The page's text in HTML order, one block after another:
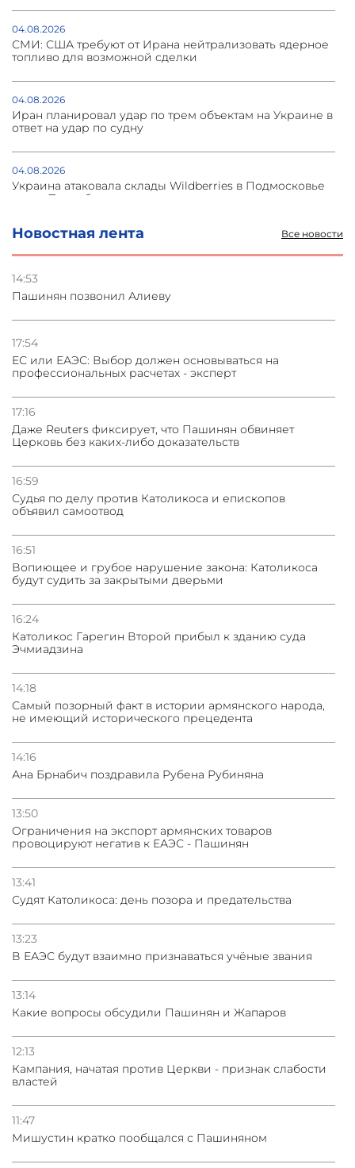
Новостная лента Все новости
14:53
Пашинян позвонил Алиеву
17:54
ЕС или ЕАЭС: Выбор должен основываться на
профессиональных расчетах - эксперт
17:16
Даже Reuters фиксирует, что Пашинян обвиняет
Церковь без каких-либо доказательств
16:59
Судья по делу против Католикоса и епископов
объявил самоотвод
16:51
Вопиющее и грубое нарушение закона: Католикоса
будут судить за закрытыми дверьми
16:24
Католикос Гарегин Второй прибыл к зданию суда
Эчмиадзина
14:18
Самый позорный факт в истории армянского народа,
не имеющий исторического прецедента
14:16
Ана Брнабич поздравила Рубена Рубиняна
13:50
Oграничения на экспорт армянских товаров
провоцируют негатив к ЕАЭС - Пашинян
13:41
Судят Католикоса: день позора и предательства
13:23
В ЕАЭС будут взаимно признаваться учёные звания
13:14
Какие вопросы обсудили Пашинян и Жапаров
12:13
Кампания, начатая против Церкви - признак слабости
властей
11:47
Мишустин кратко пообщался с Пашиняном
04.08.2026
СМИ: США требуют от Ирана нейтрализовать ядерное
топливо для возможной сделки
04.08.2026
Иран планировал удар по трем объектам на Украине в
ответ на удар по судну
04.08.2026
Украина атаковала склады Wildberries в Подмосковье
и под Петербургом
03.08.2026
Стратегия безопасности ОДКБ допускает применение
Азербайджане
31.07.2026
Сотрудничество и очереди – детали визита главы
погрануправления СНБ Армении в Тбилиси